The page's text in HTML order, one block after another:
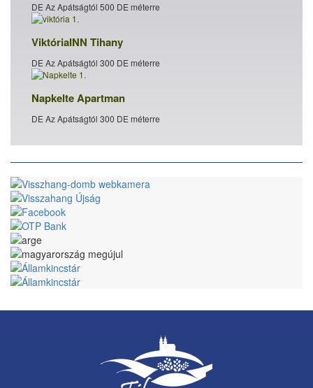
DE Az Apátságtól 500 DE méterre
ViktóriaINN Tihany
DE Az Apátságtól 300 DE méterre
Napkelte Apartman
DE Az Apátságtól 300 DE méterre